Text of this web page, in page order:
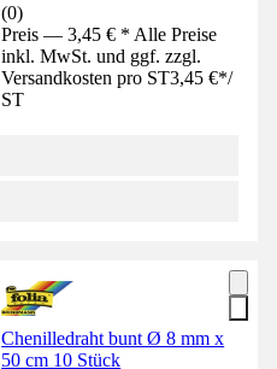
(0)
Preis — 3,45 € * Alle Preise
inkl. MwSt. und ggf. zzgl.
Versandkosten pro ST3,45 €*/
ST
Chenilledraht bunt Ø 8 mm x
50 cm 10 Stück